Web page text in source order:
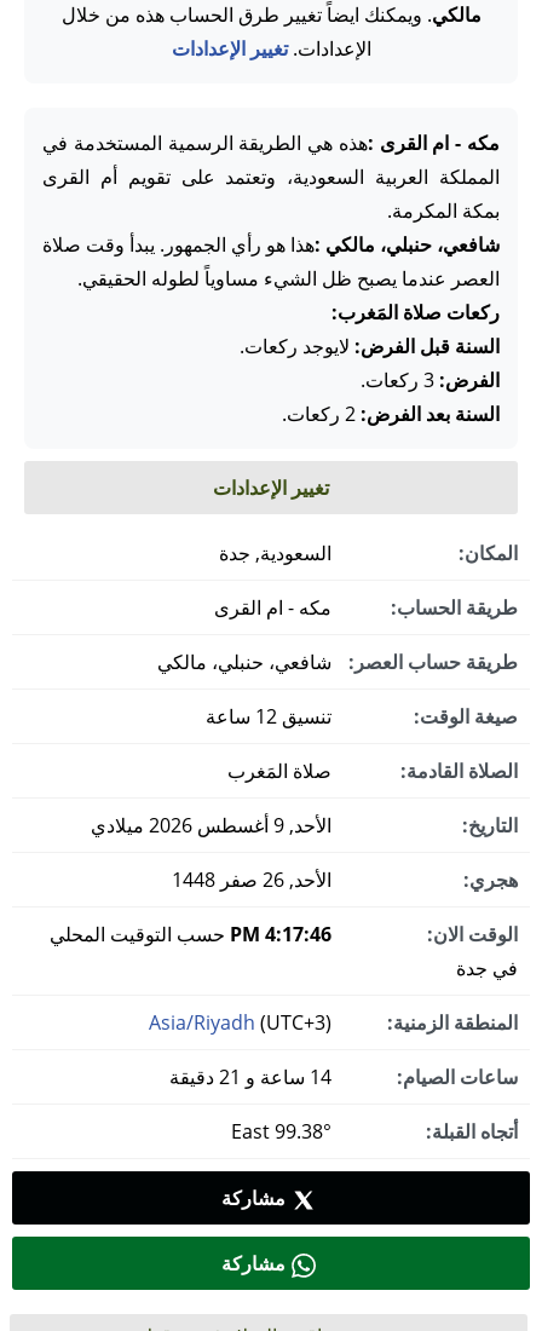
مالكي. ويمكنك ايضاً تغيير طرق الحساب هذه من خلال
الإعدادات.تغيير الإعدادات
مكه - ام القرى :هذه هي الطريقة الرسمية المستخدمة في
المملكة العربية السعودية، وتعتمد على تقويم أم القرى
بمكة المكرمة.
شافعي، حنبلي، مالكي :هذا هو رأي الجمهور. يبدأ وقت صلاة
العصر عندما يصبح ظل الشيء مساوياً لطوله الحقيقي.
ركعات صلاة المَغرب:
السنة قبل الفرض: لايوجد ركعات.
الفرض:
السنة بعد الفرض:
تغيير الإعدادات
المكان: السعودية, جدة
طريقة الحساب: مكه - ام القرى
طريقة حساب العصر: شافعي، حنبلي، مالكي
صيغة الوقت: تنسيق 12 ساعة
الصلاة القادمة: صلاة المَغرب
التاريخ: الأحد, 9 أغسطس 2026 ميلادي
هجري: الأحد, 26 صفر 1448
الوقت الان: 4:17:47 PM
حسب التوقيت المحلي
في جدة
المنطقة الزمنية: Asia/Riyadh (UTC+3)
ساعات الصيام:
أتجاه القبلة:
مشاركة
مشاركة